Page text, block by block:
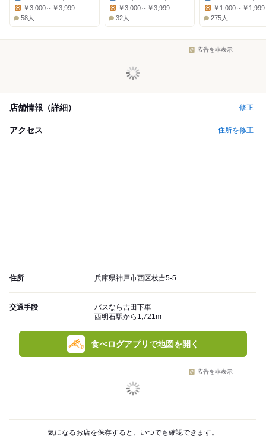
Dinner:
Lunch:
￥3,000～￥3,999
58人
Dinner:
Lunch:
￥3,000～￥3,999
32人
Dinner:
￥1,000～￥1,999
275人
広告を非表示
店舗情報（詳細） 修正
アクセス 住所を修正
住所 兵庫県神戸市西区枝吉5-5
交通手段
バスなら吉田下車
西明石駅から1,721m
食べログアプリで地図を開く
広告を非表示
気になるお店を保存すると、いつでも確認できます。